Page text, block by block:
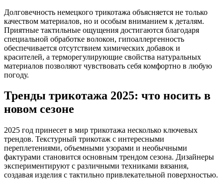
Долговечность немецкого трикотажа объясняется не только
качеством материалов, но и особым вниманием к деталям.
Приятные тактильные ощущения достигаются благодаря
специальной обработке волокон, гипоаллергенность
обеспечивается отсутствием химических добавок и
красителей, а терморегулирующие свойства натуральных
материалов позволяют чувствовать себя комфортно в любую
погоду.
Тренды трикотажа 2025: что носить в
новом сезоне
2025 год принесет в мир трикотажа несколько ключевых
трендов. Текстурный трикотаж с интересными
переплетениями, объемными узорами и необычными
фактурами становится основным трендом сезона. Дизайнеры
экспериментируют с различными техниками вязания,
создавая изделия с тактильно привлекательной поверхностью.